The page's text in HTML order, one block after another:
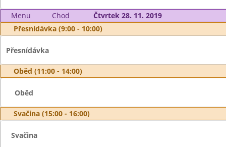
Menu Chod
Čtvrtek 28. 11. 2019
Přesnídávka (9:00 - 10:00)
Přesnídávka
Oběd (11:00 - 14:00)
Oběd
Svačina (15:00 - 16:00)
Svačina